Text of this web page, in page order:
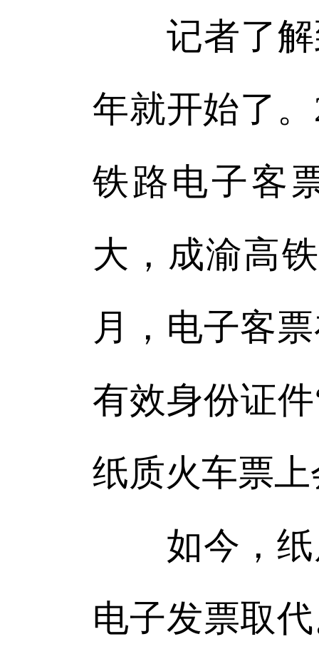
记者了解
年就开始了
铁路电子客
大，成渝高
月，电子客
有效身份证
纸质火车票
如今，纸
电子发票取